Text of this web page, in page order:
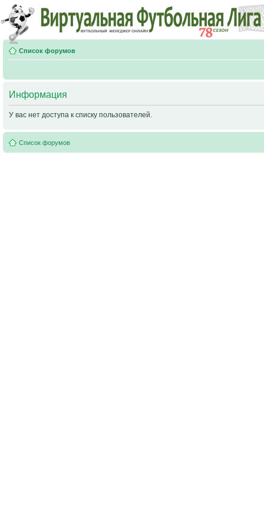
Список форумов
Информация
У вас нет доступа к списку пользователей.
Список форумов